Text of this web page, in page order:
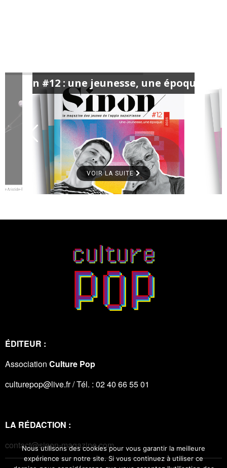
Sinon #12 : une jeunesse, une époque #3
VOIR LA SUITE
ÉDITEUR :
Association Culture Pop
culturepop@live.fr / Tél. : 02 40 66 55 01
LA RÉDACTION :
contact@sinon-magazine.com
Nous utilisons des cookies pour vous garantir la meilleure
expérience sur notre site. Si vous continuez à utiliser ce